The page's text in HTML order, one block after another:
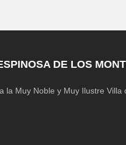
DE LOS
la Muy Noble y Muy Ilustre Villa